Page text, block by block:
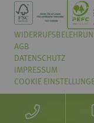
AGB
DATENSCHUTZ
IMPRESSUM
COOKIE
Wie würden Sie
Wählen
Sie
eine
Option
von
1
Überhaupt nicht gut